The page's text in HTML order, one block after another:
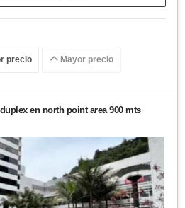
precio Mayor precio
en north point area 900 mts